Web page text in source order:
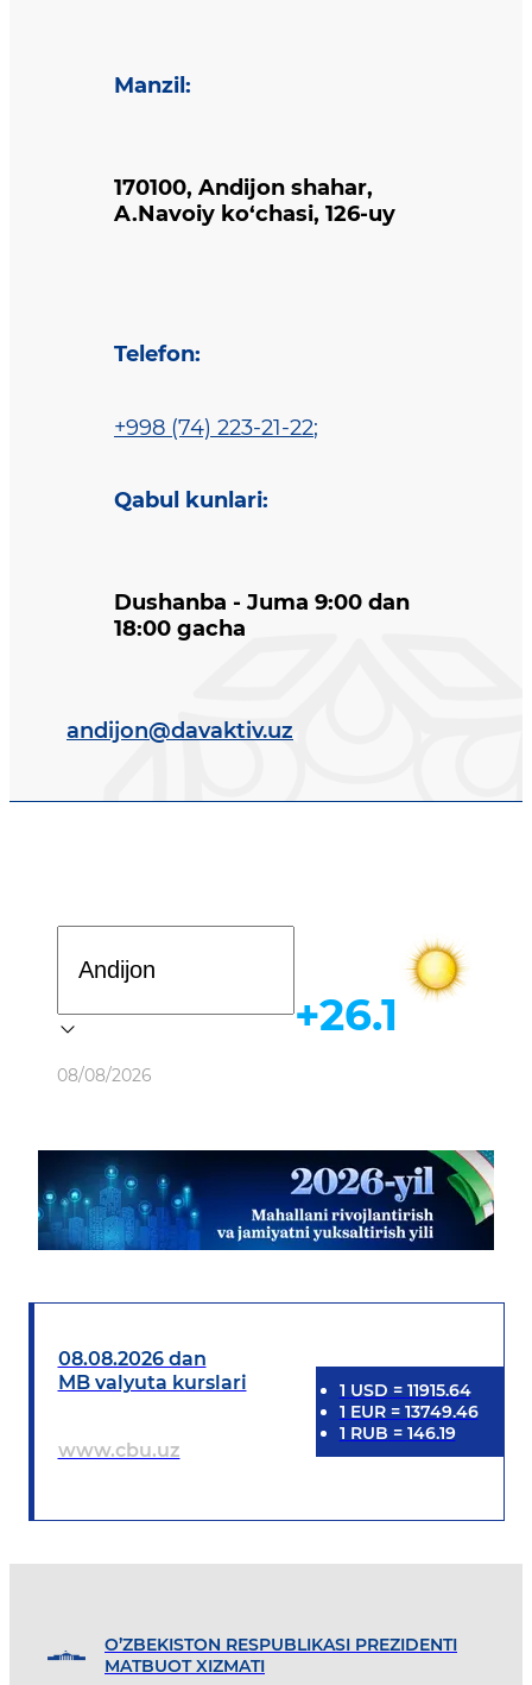
Manzil :
170100, Andijon shahar,
A.Navoiy ko‘chasi, 126-uy
Telefon:
+998 (74) 223-21-22;
Qabul kunlari:
Dushanba - Juma 9:00 dan
18:00 gacha
andijon@davaktiv.uz
Ob-havo
08/08/2026
+26.1
08.08.2026 dan
MB valyuta kurslari
www.cbu.uz
1 USD = 11915.64
1 EUR= 13749.46
1 RUB = 146.19
O’ZBEKISTON RESPUBLIKASI PREZIDENTI
MATBUOT XIZMATI